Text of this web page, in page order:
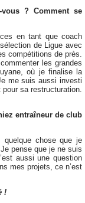
vous ? Comment se
en tant que coach
de Ligue avec
compétitions de près.
les grandes
où je finalise la
me suis aussi investi
sa restructuration.
entraîneur de club
chose que je
pense que je ne suis
aussi une question
mes projets, ce n’est
!